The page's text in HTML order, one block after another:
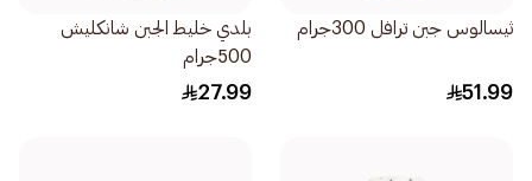
ثيسالوس جبن ترافل 300جرام
51.99
بلدي خليط الجبن شانكليش
500جرام
27.99